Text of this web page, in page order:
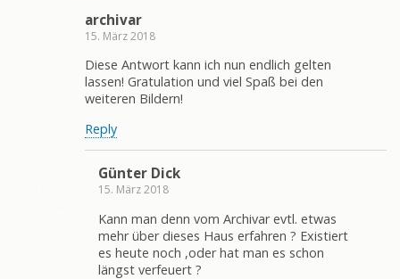
archivar
15. März 2018
Diese Antwort kann ich nun endlich gelten
lassen! Gratulation und viel Spaß bei den
weiteren Bildern!
Reply
Günter Dick
15. März 2018
Kann man denn vom Archivar evtl. etwas
mehr über dieses Haus erfahren ? Existiert
es heute noch ,oder hat man es schon
längst verfeuert ?